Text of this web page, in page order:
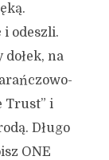
i odeszli.
na
Trust” i
Długo
ONE